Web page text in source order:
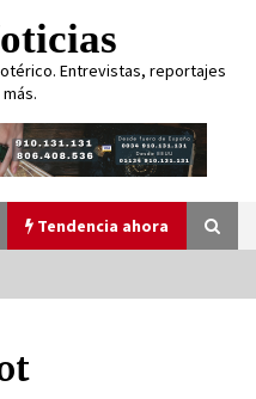
Entrevistas, reportajes
Tendencia ahora
Tarot, ¿es posible?
2023